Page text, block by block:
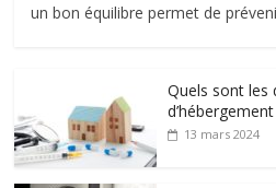
un bon équilibre permet de
Quels sont les
13 mars 2024